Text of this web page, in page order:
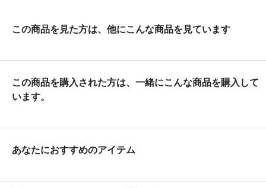
この商品を見た方は、他にこんな商品を見ています
この商品を購入された方は、一緒にこんな商品を購入して
います。
あなたにおすすめのアイテム